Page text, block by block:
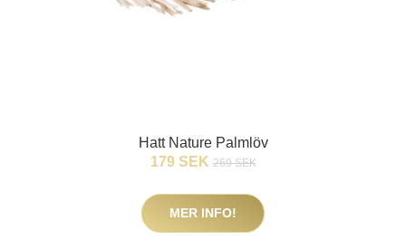
Hatt Nature Palmlöv
179 SEK 269 SEK
MER INFO!